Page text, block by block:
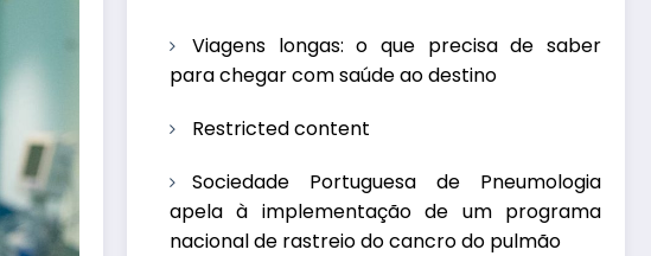
Viagens longas: o que precisa de saber
para chegar com saúde ao destino
Restricted content
Sociedade Portuguesa de Pneumologia
apela à implementação de um programa
nacional de rastreio do cancro do pulmão